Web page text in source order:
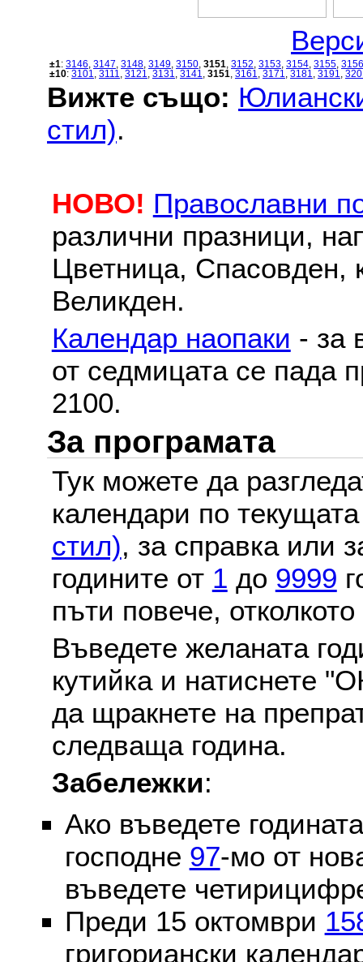
±1: 3146 3147 3148 3149 3150 3151 3152 3153 3154 3155 3156
±10: 3101 3111 3121 3131 3141 3151 3161 3171 3181 3191
Вижте също:
стил).
НОВО! Православни
различни празници,
Цветница, Спасовден,
Великден.
Календар наопаки - за
от седмицата се пада
2100.
За програмата
Тук можете да
календари по
стил), за справка или
годините от 1 до 9999
пъти повече,
Въведете желаната
кутийка и натиснете
да щракнете на
следваща година.
Забележки:
Ако въведете
господне 97-мо от
въведете
Преди 15 октомври
григориански